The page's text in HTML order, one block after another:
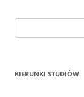
z
KIERUNKI STUDIÓW